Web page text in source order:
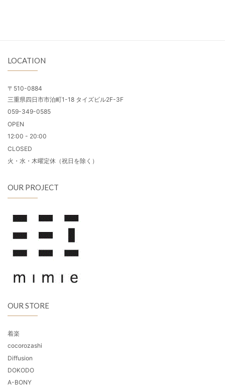
LOCATION
〒510-0884
三重県四日市市泊町1-18 タイズビル2F-3F
059-349-0585
OPEN
12:00 - 20:00
CLOSED
火・水・木曜定休（祝日を除く）
OUR PROJECT
OUR STORE
着楽
cocorozashi
Diffusion
DOKODO
A-BONY